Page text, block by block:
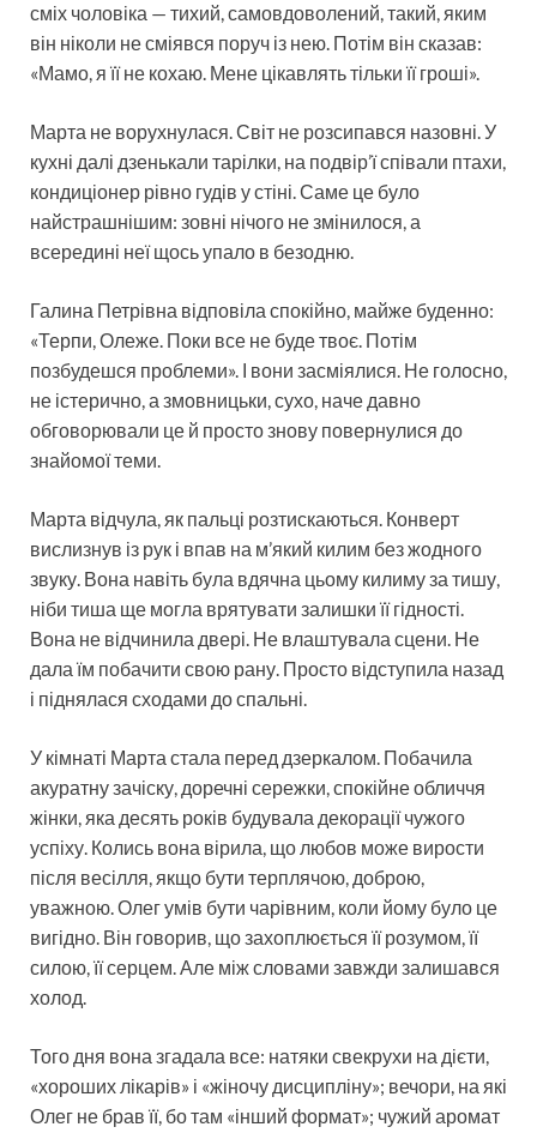
сміх чоловіка — тихий, самовдоволений, такий, яким
він ніколи не сміявся поруч із нею. Потім він сказав:
«Мамо, я її не кохаю. Мене цікавлять тільки її гроші».
Марта не ворухнулася. Світ не розсипався назовні. У
кухні далі дзенькали тарілки, на подвір’ї співали птахи,
кондиціонер рівно гудів у стіні. Саме це було
найстрашнішим: зовні нічого не змінилося, а
всередині неї щось упало в безодню.
Галина Петрівна відповіла спокійно, майже буденно:
«Терпи, Олеже. Поки все не буде твоє. Потім
позбудешся проблеми». І вони засміялися. Не голосно,
не істерично, а змовницьки, сухо, наче давно
обговорювали це й просто знову повернулися до
знайомої теми.
Марта відчула, як пальці розтискаються. Конверт
вислизнув із рук і впав на м’який килим без жодного
звуку. Вона навіть була вдячна цьому килиму за тишу,
ніби тиша ще могла врятувати залишки її гідності.
Вона не відчинила двері. Не влаштувала сцени. Не
дала їм побачити свою рану. Просто відступила назад
і піднялася сходами до спальні.
У кімнаті Марта стала перед дзеркалом. Побачила
акуратну зачіску, доречні сережки, спокійне обличчя
жінки, яка десять років будувала декорації чужого
успіху. Колись вона вірила, що любов може вирости
після весілля, якщо бути терплячою, доброю,
уважною. Олег умів бути чарівним, коли йому було це
вигідно. Він говорив, що захоплюється її розумом, її
силою, її серцем. Але між словами завжди залишався
холод.
Того дня вона згадала все: натяки свекрухи на дієти,
«хороших лікарів» і «жіночу дисципліну»; вечори, на які
Олег не брав її, бо там «інший формат»; чужий аромат